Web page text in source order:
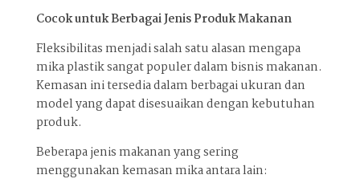
Cocok untuk Berbagai Jenis Produk Makanan
Fleksibilitas menjadi salah satu alasan mengapa
mika plastik sangat populer dalam bisnis makanan.
Kemasan ini tersedia dalam berbagai ukuran dan
model yang dapat disesuaikan dengan kebutuhan
produk.
Beberapa jenis makanan yang sering
menggunakan kemasan mika antara lain: